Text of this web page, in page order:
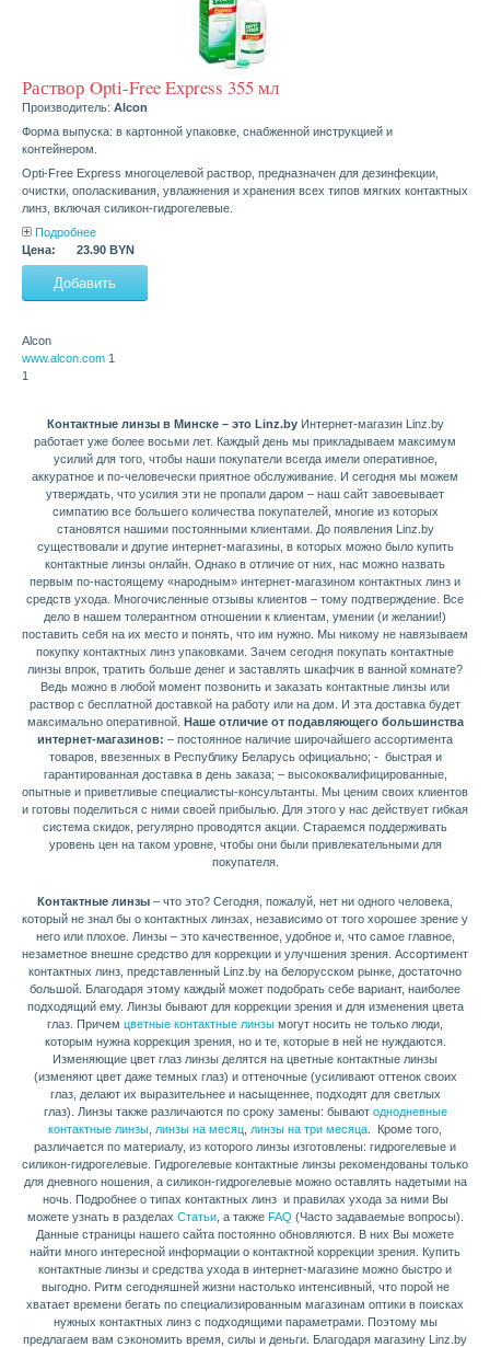
Раствор Opti-Free Express 355 мл
Производитель: Alcon
Форма выпуска: в картонной упаковке, снабженной инструкцией и
контейнером.
Opti-Free Express многоцелевой раствор, предназначен для дезинфекции,
очистки, ополаскивания, увлажнения и хранения всех типов мягких контактных
линз, включая силикон-гидрогелевые.
Подробнее
23.90 BYN
Цена:
Alcon
www.alcon.com 1
1
Контактные линзы в Минске – это Linz.byИнтернет-магазин Linz.by
работает уже более восьми лет. Каждый день мы прикладываем максимум
усилий для того, чтобы наши покупатели всегда имели оперативное,
аккуратное и по-человечески приятное обслуживание. И сегодня мы можем
утверждать, что усилия эти не пропали даром – наш сайт завоевывает
симпатию все большего количества покупателей, многие из которых
становятся нашими постоянными клиентами. До появления Linz.by
существовали и другие интернет-магазины, в которых можно было купить
контактные линзы онлайн. Однако в отличие от них, нас можно назвать
первым по-настоящему «народным» интернет-магазином контактных линз и
средств ухода. Многочисленные отзывы клиентов – тому подтверждение. Все
дело в нашем толерантном отношении к клиентам, умении (и желании!)
поставить себя на их место и понять, что им нужно. Мы никому не навязываем
покупку контактных линз упаковками. Зачем сегодня покупать контактные
линзы впрок, тратить больше денег и заставлять шкафчик в ванной комнате?
Ведь можно в любой момент позвонить и заказать контактные линзы или
раствор с бесплатной доставкой на работу или на дом. И эта доставка будет
максимально оперативной. Наше отличие от подавляющего большинства
интернет-магазинов: – постоянное наличие широчайшего ассортимента
товаров, ввезенных в Республику Беларусь официально; - быстрая и
гарантированная доставка в день заказа; – высококвалифицированные,
опытные и приветливые специалисты-консультанты. Мы ценим своих клиентов
и готовы поделиться с ними своей прибылью. Для этого у нас действует гибкая
система скидок, регулярно проводятся акции. Стараемся поддерживать
уровень цен на таком уровне, чтобы они были привлекательными для
покупателя.
Контактные линзы – что это? Сегодня, пожалуй, нет ни одного человека,
который не знал бы о контактных линзах, независимо от того хорошее зрение у
него или плохое. Линзы – это качественное, удобное и, что самое главное,
незаметное внешне средство для коррекции и улучшения зрения. Ассортимент
контактных линз, представленный Linz.by на белорусском рынке, достаточно
большой. Благодаря этому каждый может подобрать себе вариант, наиболее
подходящий ему. Линзы бывают для коррекции зрения и для изменения цвета
глаз. Причем цветные контактные линзы могут носить не только люди,
которым нужна коррекция зрения, но и те, которые в ней не нуждаются.
Изменяющие цвет глаз линзы делятся на цветные контактные линзы
(изменяют цвет даже темных глаз) и оттеночные (усиливают оттенок своих
глаз, делают их выразительнее и насыщеннее, подходят для светлых
глаз). Линзы также различаются по сроку замены: бывают однодневные
контактные линзы линзы на месяц линзы на три месяца . Кроме того,
различается по материалу, из которого линзы изготовлены: гидрогелевые и
силикон-гидрогелевые. Гидрогелевые контактные линзы рекомендованы только
для дневного ношения, а силикон-гидрогелевые можно оставлять надетыми на
ночь. Подробнее о типах контактных линз и правилах ухода за ними Вы
можете узнать в разделах Статьи, а также FAQ (Часто задаваемые вопросы).
Данные страницы нашего сайта постоянно обновляются. В них Вы можете
найти много интересной информации о контактной коррекции зрения. Купить
контактные линзы и средства ухода в интернет-магазине можно быстро и
выгодно. Ритм сегодняшней жизни настолько интенсивный, что порой не
хватает времени бегать по специализированным магазинам оптики в поисках
нужных контактных линз с подходящими параметрами. Поэтому мы
предлагаем вам сэкономить время, силы и деньги. Благодаря магазину Linz.by